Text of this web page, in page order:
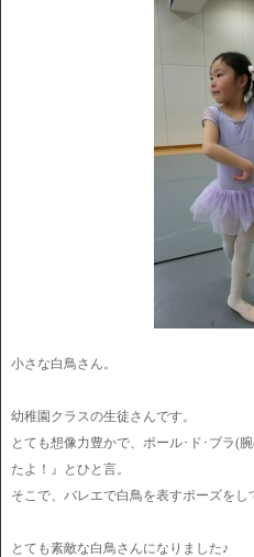
小さな白鳥さん。
幼稚園クラスの生徒さんです。
とても想像力豊かで、ポール･ド･ブラ(
たよ！』とひと言。
そこで、バレエで白鳥を表すポーズをし
とても素敵な白鳥さんになりました♪